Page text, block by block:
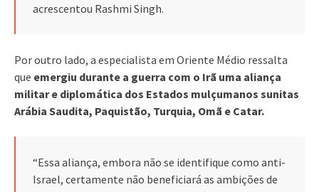
acrescentou Rashmi Singh.
Por outro lado, a especialista em Oriente Médio ressalta
que emergiu durante a guerra com o Irã uma aliança
militar e diplomática dos Estados mulçumanos sunitas
Arábia Saudita, Paquistão, Turquia, Omã e Catar.
“Essa aliança, embora não se identifique como anti-
Israel, certamente não beneficiará as ambições de